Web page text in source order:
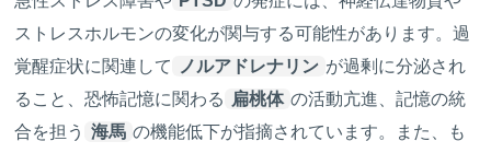
ストレスホルモンの変化が関与する可能性があります。過
覚醒症状に関連して
ノルアドレナリン が過剰に分泌され
ること、恐怖記憶に関わる 扁桃体 の活動亢進、記憶の統
合を担う 海馬 の機能低下が指摘されています。また、も